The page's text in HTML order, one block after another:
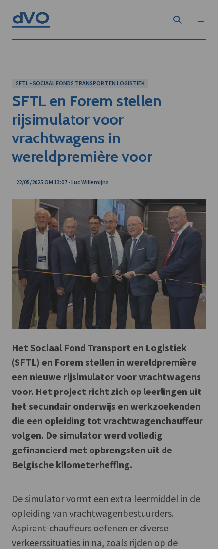
SFTL - SOCIAAL FONDS TRANSPORT EN LOGISTIEK
SFTL en Forem stellen
rijsimulator voor
vrachtwagens in
wereldpremière voor
22/05/2025 OM 13:07 - Luc Willemijns
Het Sociaal Fond Transport en Logistiek
(SFTL) en Forem stellen in wereldpremière
een nieuwe rijsimulator voor vrachtwagens
voor. Het project richt zich op leerlingen uit
het secundair onderwijs en werkzoekenden
die een opleiding tot vrachtwagenchauffeur
volgen. De simulator werd volledig
gefinancierd met opbrengsten uit de
Belgische kilometerheffing.
De simulator vormt een extra leermiddel in de
opleiding van vrachtwagenbestuurders.
Aspirant-chauffeurs oefenen er diverse
verkeerssituaties in na, zoals rijden op de